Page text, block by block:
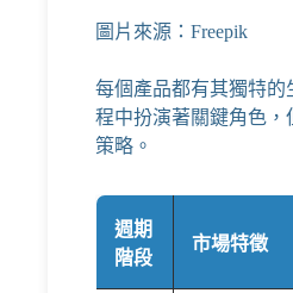
圖片來源：Freepik
每個產品都有其獨特的
程中扮演著關鍵角色
策略。
週期
階段
市場特徵